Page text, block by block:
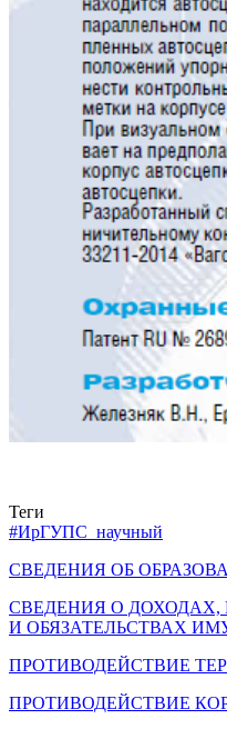
Теги
#ИрГУПС_научный
СВЕДЕНИЯ ОБ
СВЕДЕНИЯ О
И ОБЯЗАТЕЛЬСТВАХ
ПРОТИВОДЕЙСТВИЕ
ПРОТИВОДЕЙСТВИЕ